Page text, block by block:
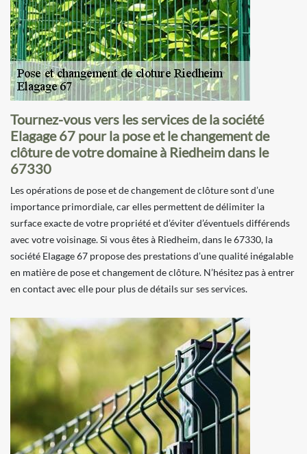
Tournez-vous vers les services de la société
Elagage 67 pour la pose et le changement de
clôture de votre domaine à Riedheim dans le
67330
Les opérations de pose et de changement de clôture sont d’une
importance primordiale, car elles permettent de délimiter la
surface exacte de votre propriété et d’éviter d’éventuels différends
avec votre voisinage. Si vous êtes à Riedheim, dans le 67330, la
société Elagage 67 propose des prestations d’une qualité inégalable
en matière de pose et changement de clôture. N’hésitez pas à entrer
en contact avec elle pour plus de détails sur ses services.